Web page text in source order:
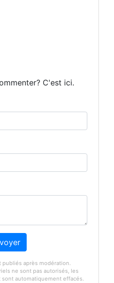
C'est ici.
après modération.
ne sont pas autorisés, les
automatiquement effacés.